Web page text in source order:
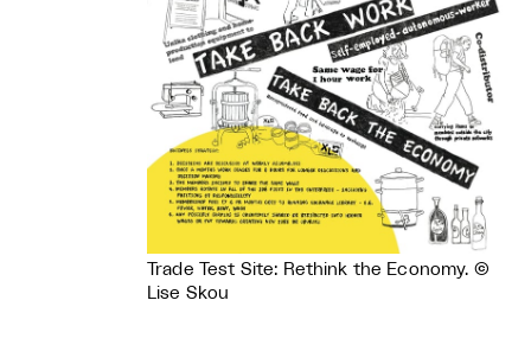
Trade Test Site: Rethink the Economy. ©
Lise Skou